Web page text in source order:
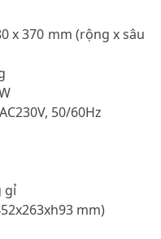
x 370 mm (rộng x sâu
50/60Hz
gỉ
mm)